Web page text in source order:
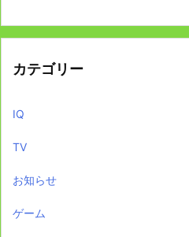
カテゴリー
IQ
TV
お知らせ
ゲーム